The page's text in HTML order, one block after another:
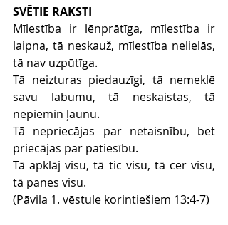
SVĒTIE RAKSTI
Mīlestība ir lēnprātīga, mīlestība ir
laipna, tā neskauž, mīlestība nelielās,
tā nav uzpūtīga.
Tā neizturas piedauzīgi, tā nemeklē
savu labumu, tā neskaistas, tā
nepiemin ļaunu.
Tā nepriecājas par netaisnību, bet
priecājas par patiesību.
Tā apklāj visu, tā tic visu, tā cer visu,
tā panes visu.
(Pāvila 1. vēstule korintiešiem 13:4-7)